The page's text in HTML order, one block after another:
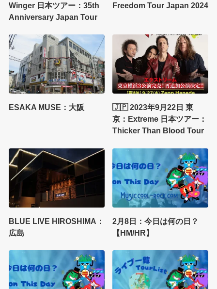
Winger 日本ツアー：35th
Anniversary Japan Tour
Freedom Tour Japan 2024
ESAKA MUSE：大阪
🇯🇵 2023年9月22日 東
京：Extreme 日本ツアー：
Thicker Than Blood Tour
BLUE LIVE HIROSHIMA：
広島
2月8日：今日は何の日？
【HM/HR】